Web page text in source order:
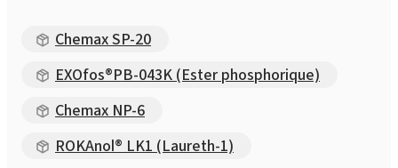
Chemax SP-20
EXOfos®PB-043K (Ester phosphorique)
Chemax NP-6
ROKAnol® LK1 (Laureth-1)